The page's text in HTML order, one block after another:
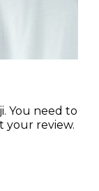
You need to
your review.